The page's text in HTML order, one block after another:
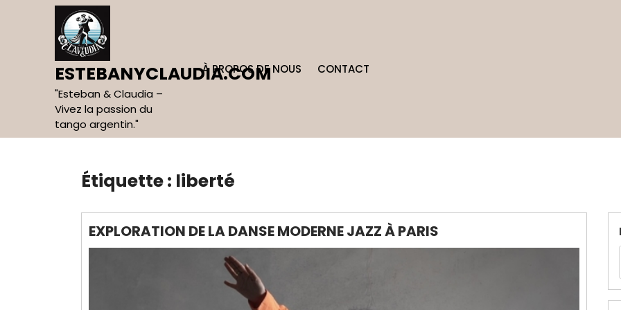
ESTEBANYCLAUDIA.COM
"Esteban & Claudia –
Vivez la passion du
tango argentin."
À PROPOS DE NOUS CONTACT
Étiquette : liberté
EXPLORATION DE LA DANSE MODERNE JAZZ À PARIS